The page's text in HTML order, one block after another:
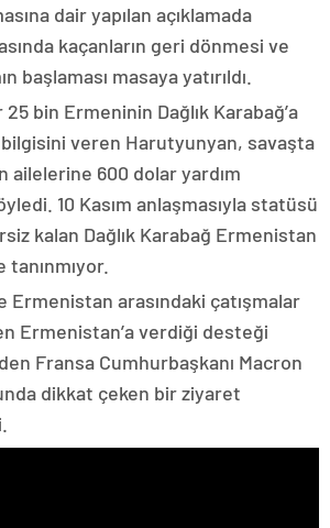
dair yapılan açıklamada
kaçanların geri dönmesi ve
başlaması masaya yatırıldı.
bin Ermeninin Dağlık Karabağ’a
veren Harutyunyan, savaşta
ailelerine 600 dolar yardım
10 Kasım anlaşmasıyla statüsü
kalan Dağlık Karabağ Ermenistan
Ermenistan arasındaki çatışmalar
Ermenistan’a verdiği desteği
Fransa Cumhurbaşkanı Macron
dikkat çeken bir ziyaret